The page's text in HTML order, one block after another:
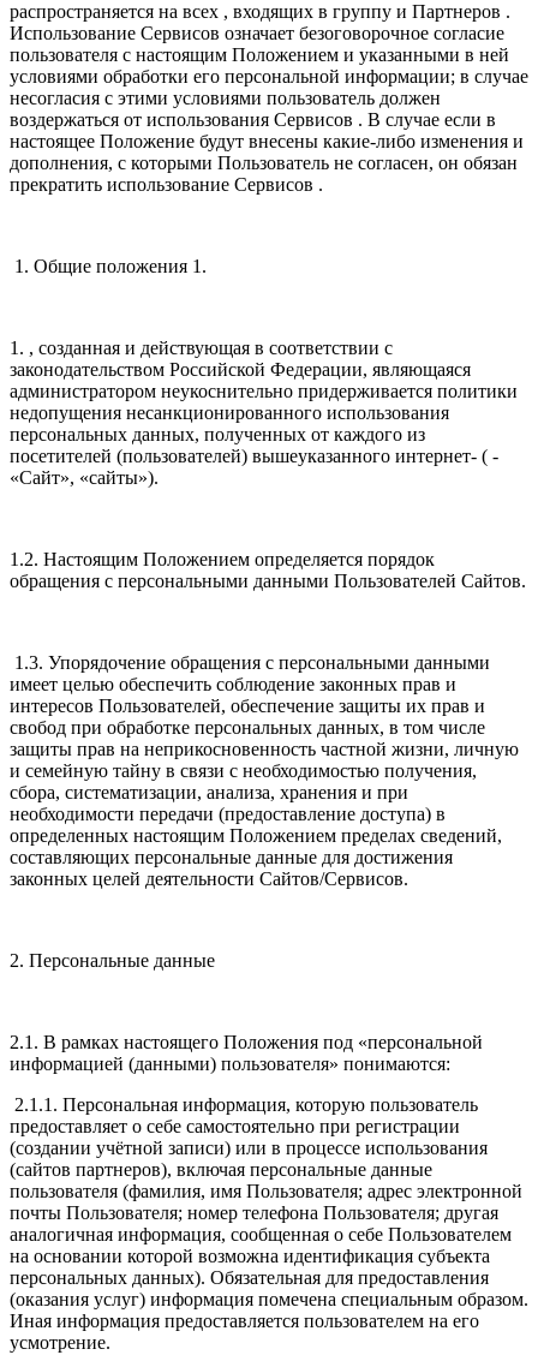
распространяется на всех , входящих в группу и Партнеров .
Использование Сервисов означает безоговорочное согласие
пользователя с настоящим Положением и указанными в ней
условиями обработки его персональной информации; в случае
несогласия с этими условиями пользователь должен
воздержаться от использования Сервисов . В случае если в
настоящее Положение будут внесены какие-либо изменения и
дополнения, с которыми Пользователь не согласен, он обязан
прекратить использование Сервисов .
1. Общие положения 1.
1. , созданная и действующая в соответствии с
законодательством Российской Федерации, являющаяся
администратором неукоснительно придерживается политики
недопущения несанкционированного использования
персональных данных, полученных от каждого из
посетителей (пользователей) вышеуказанного интернет- ( -
«Сайт», «сайты»).
1.2. Настоящим Положением определяется порядок
обращения с персональными данными Пользователей Сайтов.
1.3. Упорядочение обращения с персональными данными
имеет целью обеспечить соблюдение законных прав и
интересов Пользователей, обеспечение защиты их прав и
свобод при обработке персональных данных, в том числе
защиты прав на неприкосновенность частной жизни, личную
и семейную тайну в связи с необходимостью получения,
сбора, систематизации, анализа, хранения и при
необходимости передачи (предоставление доступа) в
определенных настоящим Положением пределах сведений,
составляющих персональные данные для достижения
законных целей деятельности Сайтов/Сервисов.
2. Персональные данные
2.1. В рамках настоящего Положения под «персональной
информацией (данными) пользователя» понимаются:
2.1.1. Персональная информация, которую пользователь
предоставляет о себе самостоятельно при регистрации
(создании учётной записи) или в процессе использования
(сайтов партнеров), включая персональные данные
пользователя (фамилия, имя Пользователя; адрес электронной
почты Пользователя; номер телефона Пользователя; другая
аналогичная информация, сообщенная о себе Пользователем
на основании которой возможна идентификация субъекта
персональных данных). Обязательная для предоставления
(оказания услуг) информация помечена специальным образом.
Иная информация предоставляется пользователем на его
усмотрение.